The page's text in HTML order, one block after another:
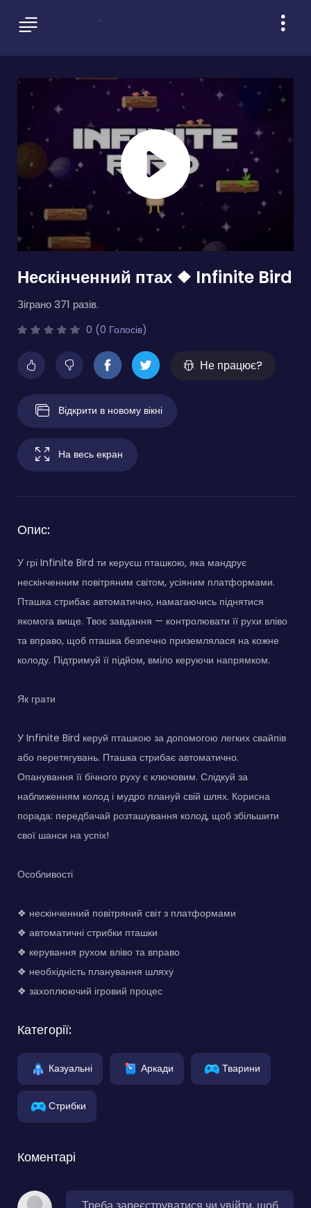
Нескінченний птах ❖ Infinite Bird
Зіграно 371 разів.
0 (0 Голосів)
Не працює?
Відкрити в новому вікні
На весь екран
Опис:
У грі Infinite Bird ти керуєш пташкою, яка мандрує
нескінченним повітряним світом, усіяним платформами.
Пташка стрибає автоматично, намагаючись піднятися
якомога вище. Твоє завдання — контролювати її рухи вліво
та вправо, щоб пташка безпечно приземлялася на кожне
колоду. Підтримуй її підйом, вміло керуючи напрямком.
Як грати
У Infinite Bird керуй пташкою за допомогою легких свайпів
або перетягувань. Пташка стрибає автоматично.
Опанування її бічного руху є ключовим. Слідкуй за
наближенням колод і мудро плануй свій шлях. Корисна
порада: передбачай розташування колод, щоб збільшити
свої шанси на успіх!
Особливості
❖ нескінченний повітряний світ з платформами
❖ автоматичні стрибки пташки
❖ керування рухом вліво та вправо
❖ необхідність планування шляху
❖ захоплюючий ігровий процес
Категорії:
Казуальні Аркади Тварини
Стрибки
Коментарі